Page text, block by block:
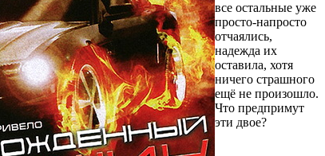
все остальные уже
просто-напросто
отчаялись,
надежда их
оставила, хотя
ничего страшного
ещё не произошло.
Что предпримут
эти двое?